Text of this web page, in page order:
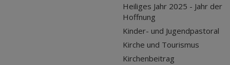
Heiliges Jahr 2025 - Jahr der
Hoffnung
Kinder- und Jugendpastoral
Kirche und Tourismus
Kirchenbeitrag